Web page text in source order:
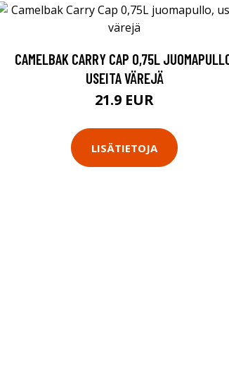
CAMELBAK CARRY CAP 0,75L
USEITA VÄREJÄ
21.9 EUR
LISÄTIETOJA